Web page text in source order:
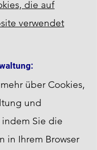
die auf
verwendet
über Cookies,
und
Sie die
in Ihrem Browser